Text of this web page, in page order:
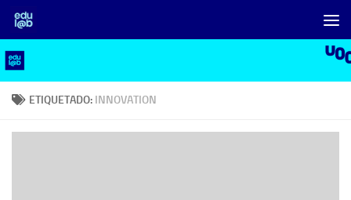
Saltar al contenido
ETIQUETADO: INNOVATION